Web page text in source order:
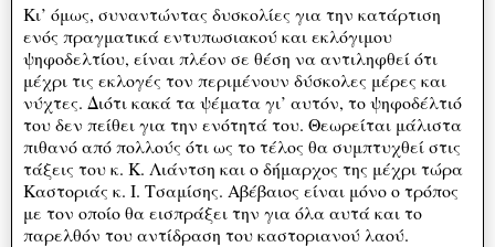
Κι’ όμως, συναντώντας δυσκολίες για την κατάρτιση
ενός πραγματικά εντυπωσιακού και εκλόγιμου
ψηφοδελτίου, είναι πλέον σε θέση να αντιληφθεί ότι
μέχρι τις εκλογές τον περιμένουν δύσκολες μέρες και
νύχτες. Διότι κακά τα ψέματα γι’ αυτόν, το ψηφοδέλτιό
του δεν πείθει για την ενότητά του. Θεωρείται μάλιστα
πιθανό από πολλούς ότι ως το τέλος θα συμπτυχθεί στις
τάξεις του κ. Κ. Λιάντση και ο δήμαρχος της μέχρι τώρα
Καστοριάς κ. Ι. Τσαμίσης. Αβέβαιος είναι μόνο ο τρόπος
με τον οποίο θα εισπράξει την για όλα αυτά και το
παρελθόν του αντίδραση του καστοριανού λαού.